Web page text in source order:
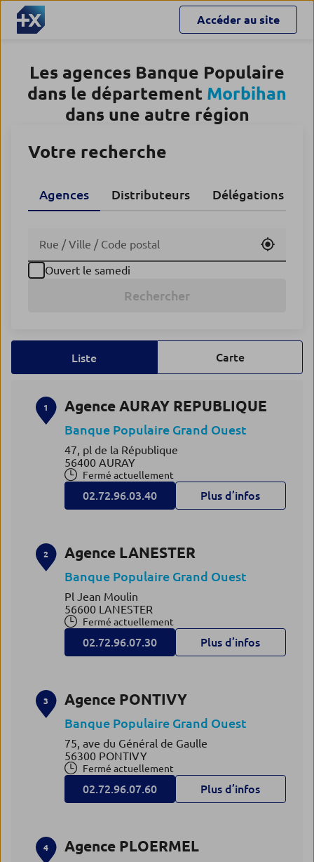
Accéder au site
Les agences Banque Populaire
dans le département Morbihan
dans une autre région
Votre recherche
Agences Distributeurs Délégations
Utiliser
Ouvert le samedi
Rechercher
Liste Carte
1 Agence AURAY REPUBLIQUE
Banque Populaire Grand Ouest
47, pl de la République
56400 AURAY
Fermé actuellement
02.72.96.03.40 Plus d’infos
2 Agence LANESTER
Banque Populaire Grand Ouest
Pl Jean Moulin
56600 LANESTER
Fermé actuellement
02.72.96.07.30 Plus d’infos
3 Agence PONTIVY
Banque Populaire Grand Ouest
75, ave du Général de Gaulle
56300 PONTIVY
Fermé actuellement
02.72.96.07.60 Plus d’infos
4 Agence PLOERMEL